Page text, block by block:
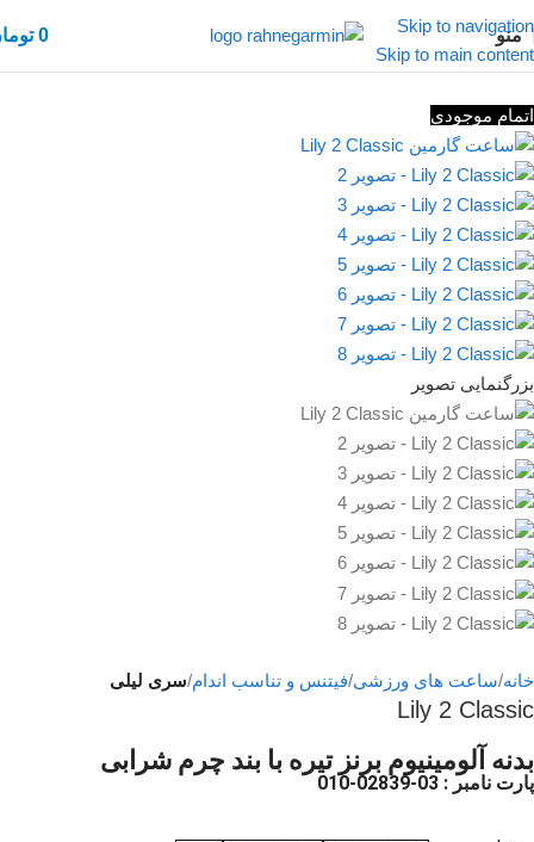
Skip to navigation
Skip to main content
منو 0
اتمام موجودی
بزرگنمایی تصویر
خانه ساعت های ورزشی فیتنس و تناسب اندام سری لیلی
Lily 2 Classic
بدنه آلومینیوم برنز تیره با بند چرم شرابی
پارت نامبر : 03-02839-010